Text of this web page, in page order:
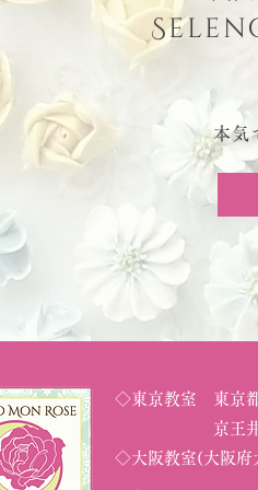
本気
◇東京教室 東京都
京王井の頭線
◇大阪教室(大阪府